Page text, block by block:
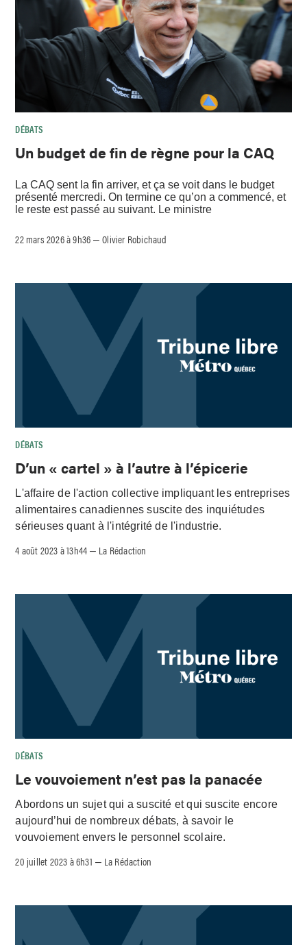
DÉBATS
Un budget de fin de règne pour la CAQ
La CAQ sent la fin arriver, et ça se voit dans le budget
présenté mercredi. On termine ce qu’on a commencé, et
le reste est passé au suivant. Le ministre
22 mars 2026 à 9h36 –Olivier Robichaud
DÉBATS
D’un « cartel » à l’autre à l’épicerie
L'affaire de l'action collective impliquant les entreprises
alimentaires canadiennes suscite des inquiétudes
sérieuses quant à l'intégrité de l'industrie.
4 août 2023 à 13h44 – La Rédaction
DÉBATS
Le vouvoiement n’est pas la panacée
Abordons un sujet qui a suscité et qui suscite encore
aujourd’hui de nombreux débats, à savoir le
vouvoiement envers le personnel scolaire.
20 juillet 2023 à 6h31 – La Rédaction